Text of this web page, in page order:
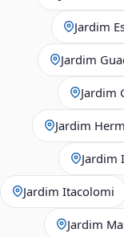
Jardim
Jardim
Jardim
Jardim
Jardim
Jardim Itacolomi
Jardim